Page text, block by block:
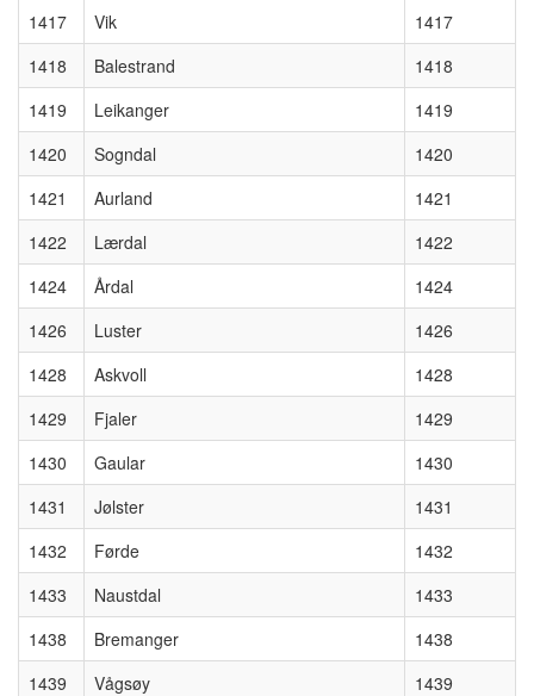
1417 Vik
1417
1418
Balestrand
1418
1419
Leikanger
1419
1420
Sogndal
1420
1421
Aurland
1421
1422
Lærdal
1422
1424
Årdal
1424
1426
Luster
1426
1428
Askvoll
1428
1429
Fjaler
1429
1430
Gaular
1430
1431
Jølster
1431
1432
Førde
1432
1433
Naustdal
1433
1438
Bremanger
1438
1439
Vågsøy
1439